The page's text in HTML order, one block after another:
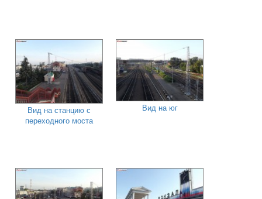
Вид на станцию с
переходного моста
Вид на юг